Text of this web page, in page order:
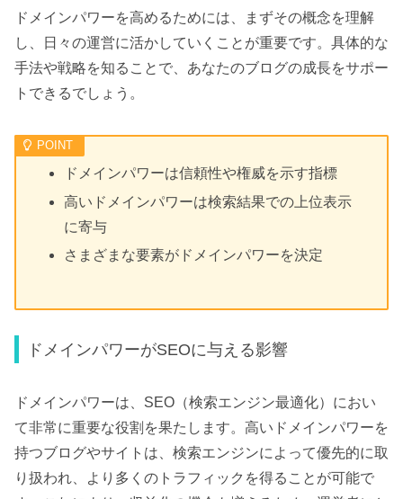
ドメインパワーを高めるためには、まずその概念を理解
し、日々の運営に活かしていくことが重要です。具体的な
手法や戦略を知ることで、あなたのブログの成長をサポー
トできるでしょう。
ドメインパワーは信頼性や権威を示す指標
高いドメインパワーは検索結果での上位表示
に寄与
さまざまな要素がドメインパワーを決定
ドメインパワーがSEOに与える影響
ドメインパワーは、SEO（検索エンジン最適化）におい
て非常に重要な役割を果たします。高いドメインパワーを
持つブログやサイトは、検索エンジンによって優先的に取
り扱われ、より多くのトラフィックを得ることが可能で